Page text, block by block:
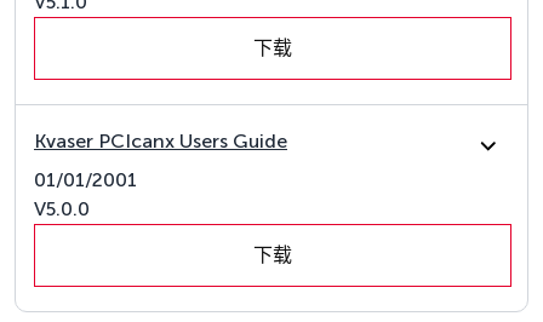
下载
Kvaser PCIcanx Users Guide
01/01/2001
V5.0.0
下载